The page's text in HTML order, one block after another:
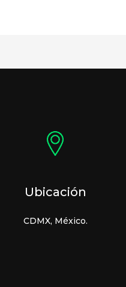
Ubicación
CDMX, México.